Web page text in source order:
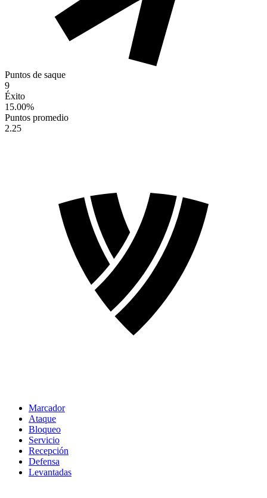
Puntos de saque
9
Éxito
15.00%
Puntos promedio
2.25
Marcador
Ataque
Bloqueo
Servicio
Recepción
Defensa
Levantadas